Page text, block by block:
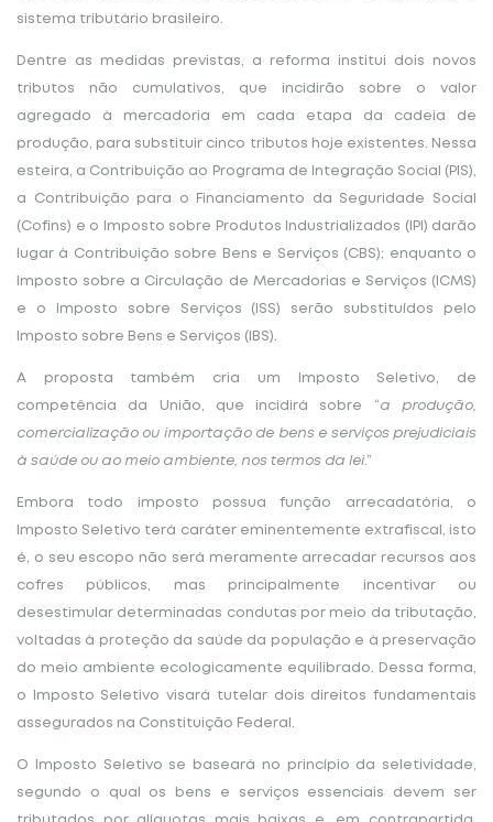
sistema tributário brasileiro.
Dentre as medidas previstas, a reforma institui dois novos
tributos não cumulativos, que incidirão sobre o valor
agregado à mercadoria em cada etapa da cadeia de
produção, para substituir cinco tributos hoje existentes. Nessa
esteira, a Contribuição ao Programa de Integração Social (PIS),
a Contribuição para o Financiamento da Seguridade Social
(Cofins) e o Imposto sobre Produtos Industrializados (IPI) darão
lugar à Contribuição sobre Bens e Serviços (CBS); enquanto o
Imposto sobre a Circulação de Mercadorias e Serviços (ICMS)
e o Imposto sobre Serviços (ISS) serão substituídos pelo
Imposto sobre Bens e Serviços (IBS).
A proposta também cria um Imposto Seletivo, de
competência da União, que incidirá sobre “a produção,
comercialização ou importação de bens e serviços prejudiciais
à saúde ou ao meio ambiente, nos termos da lei .”
Embora todo imposto possua função arrecadatória, o
Imposto Seletivo terá caráter eminentemente extrafiscal, isto
é, o seu escopo não será meramente arrecadar recursos aos
cofres públicos, mas principalmente incentivar ou
desestimular determinadas condutas por meio da tributação,
voltadas à proteção da saúde da população e à preservação
do meio ambiente ecologicamente equilibrado. Dessa forma,
o Imposto Seletivo visará tutelar dois direitos fundamentais
assegurados na Constituição Federal.
O Imposto Seletivo se baseará no princípio da seletividade,
segundo o qual os bens e serviços essenciais devem ser